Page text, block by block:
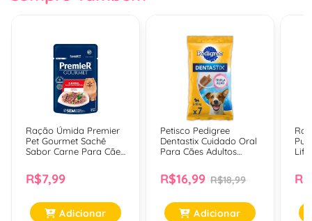
Ração Úmida Premier
Pet Gourmet Sachê
Sabor Carne Para Cães
R$7,99
Adicionar
Petisco Pedigree
Dentastix Cuidado Oral
Para Cães Adultos
Unidades
R$16,99 R$18,99
Adicionar
Life